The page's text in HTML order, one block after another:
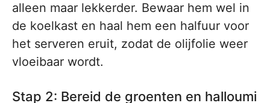
alleen maar lekkerder. Bewaar hem wel in
de koelkast en haal hem een halfuur voor
het serveren eruit, zodat de olijfolie weer
vloeibaar wordt.
Stap 2: Bereid de groenten en halloumi